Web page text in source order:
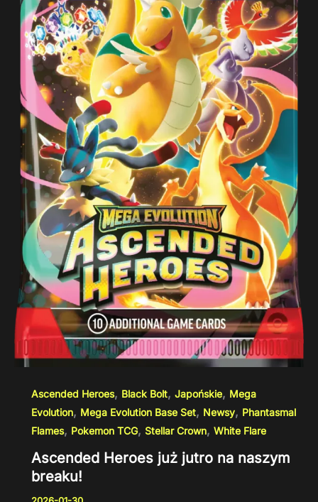
Ascended Heroes, Black Bolt, Japońskie, Mega
Evolution, Mega Evolution Base Set, Newsy, Phantasmal
Flames, Pokemon TCG, Stellar Crown, White Flare
Ascended Heroes już jutro na naszym
breaku!